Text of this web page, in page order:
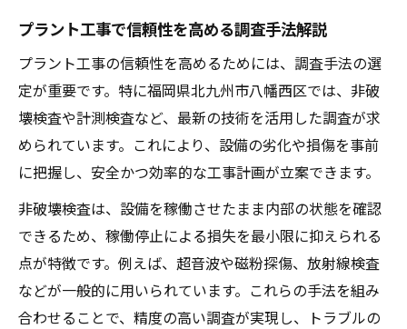
プラント工事で信頼性を高める調査手法解説
プラント工事の信頼性を高めるためには、調査手法の選
定が重要です。特に福岡県北九州市八幡西区では、非破
壊検査や計測検査など、最新の技術を活用した調査が求
められています。これにより、設備の劣化や損傷を事前
に把握し、安全かつ効率的な工事計画が立案できます。
非破壊検査は、設備を稼働させたまま内部の状態を確認
できるため、稼働停止による損失を最小限に抑えられる
点が特徴です。例えば、超音波や磁粉探傷、放射線検査
などが一般的に用いられています。これらの手法を組み
合わせることで、精度の高い調査が実現し、トラブルの